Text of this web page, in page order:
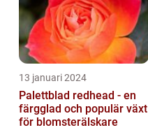
13 januari 2024
Palettblad redhead - en
färgglad och populär växt
för blomsterälskare